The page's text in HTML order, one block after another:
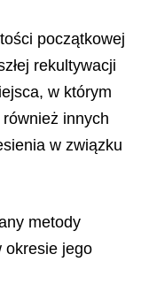
początkowej
rekultywacji
w którym
innych
w związku
metody
okresie jego